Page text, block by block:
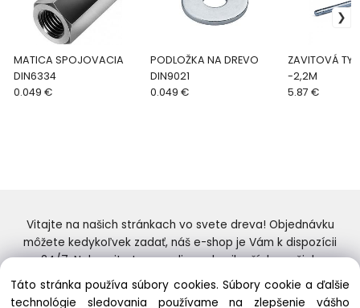
MATICA SPOJOVACIA
DIN6334
0.049 €
PODLOŽKA NA DREVO
DIN9021
0.049 €
ZAVITOVÁ
-2,2M
5.87 €
Vitajte na našich stránkach vo svete dreva! Objednávku
môžete kedykoľvek zadať, náš e-shop je Vám k dispozícii
24/7. Nakupujte tovar online od najlepších značiek.
Skvelý výber a ceny. Tiež si nenechajte ujsť naše
prebiehajúce ponuky! Prajeme Vám príjemné nakupovanie.
Táto stránka používa súbory cookies. Súbory cookie a ďalšie
technológie sledovania používame na zlepšenie vášho